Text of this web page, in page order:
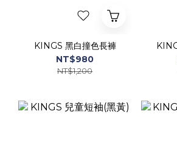
KINGS 黑白撞色長褲
NT$980
NT$1,200